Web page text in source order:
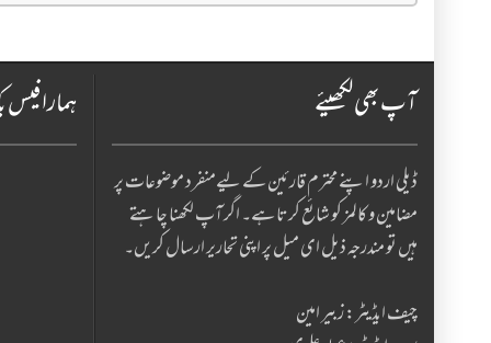
ہمارا آپ بھی لکھیئے
ڈیلی اردو اپنے محترم قارئین کے لیےمنفرد موضوعات پر
مضامین و کالمز کو شائع کرتا ہے۔ اگر آپ لکھنا چا ہتے
ہیں تو مندرجہ ذیل ای میل پر اپنی تحاریر ارسال کریں۔
چیف ایڈیٹر: زبیر امین